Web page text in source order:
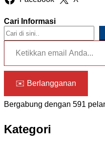
Cari Informasi
Ketikkan email Anda...
✉️ Berlangganan
Bergabung dengan 591
Kategori